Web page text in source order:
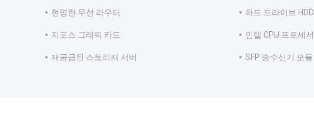
현명한 무선 라우터 하드 드라이브 HDD
지포스 그래픽 카드 인텔 CPU 프로세서
재공급된 스토리지 서버 SFP 송수신기 모듈